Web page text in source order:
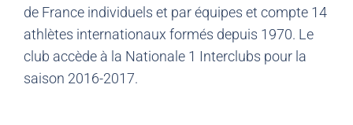
de France individuels et par équipes et compte 14
athlètes internationaux formés depuis 1970. Le
club accède à la Nationale 1 Interclubs pour la
saison 2016-2017.